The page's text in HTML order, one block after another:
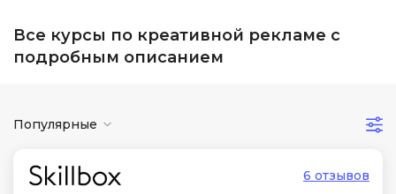
Все курсы по креативной рекламе с
подробным описанием
Популярные
6 отзывов